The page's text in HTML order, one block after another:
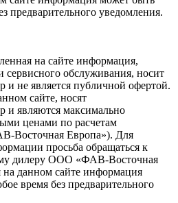
предварительного уведомления.
на сайте информация,
сервисного обслуживания, носит
не является публичной офертой.
сайте, носят
и являются максимально
ценами по расчетам
Восточная Европа»). Для
просьба обращаться к
дилеру ООО «ФАВ-Восточная
данном сайте информация
время без предварительного